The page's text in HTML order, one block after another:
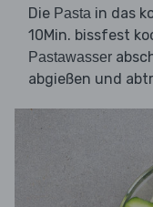
Die Pasta in das
10Min. bissfest
Pastawasser
abgießen und